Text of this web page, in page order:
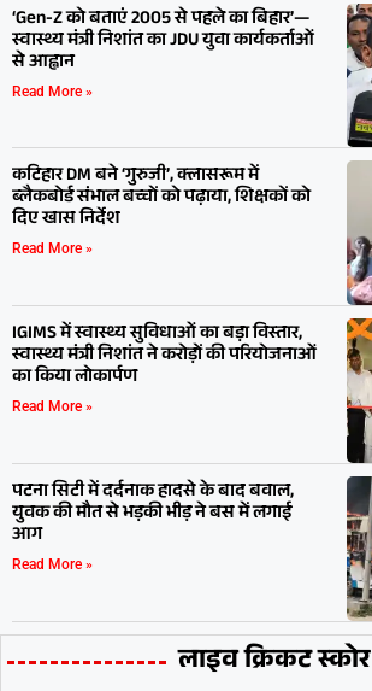
‘Gen-Z को बताएं 2005 से पहले का बिहार’—
स्वास्थ्य मंत्री निशांत का JDU युवा कार्यकर्ताओं
से आह्वान
Read More »
कटिहार DM बने ‘गुरुजी’, क्लासरूम में
ब्लैकबोर्ड संभाल बच्चों को पढ़ाया, शिक्षकों को
दिए खास निर्देश
Read More »
IGIMS में स्वास्थ्य सुविधाओं का बड़ा विस्तार,
स्वास्थ्य मंत्री निशांत ने करोड़ों की परियोजनाओं
का किया लोकार्पण
Read More »
पटना सिटी में दर्दनाक हादसे के बाद बवाल,
युवक की मौत से भड़की भीड़ ने बस में लगाई
आग
Read More »
लाइव क्रिकट स्कोर